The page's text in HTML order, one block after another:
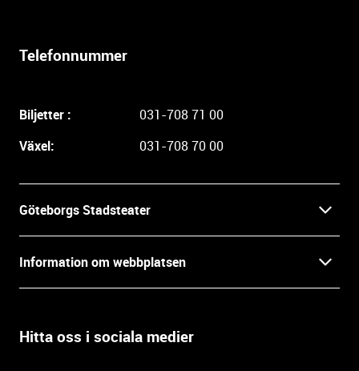
Telefonnummer
Biljetter :
031-708 71 00
Växel:
031-708 70 00
Göteborgs Stadsteater
Press
Öppettider
Information om webbplatsen
Villkor och integritet
Hitta oss i sociala medier